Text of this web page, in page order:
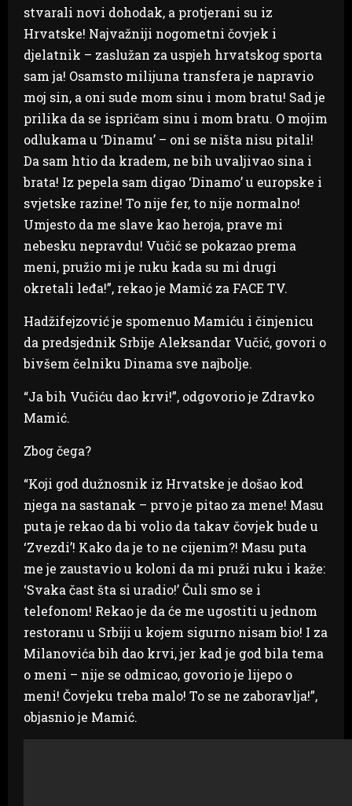
stvarali novi dohodak, a protjerani su iz
Hrvatske! Najvažniji nogometni čovjek i
djelatnik – zaslužan za uspjeh hrvatskog sporta
sam ja! Osamsto milijuna transfera je napravio
moj sin, a oni sude mom sinu i mom bratu! Sad je
prilika da se ispričam sinu i mom bratu. O mojim
odlukama u ‘Dinamu’ – oni se ništa nisu pitali!
Da sam htio da kradem, ne bih uvaljivao sina i
brata! Iz pepela sam digao ‘Dinamo’ u europske i
svjetske razine! To nije fer, to nije normalno!
Umjesto da me slave kao heroja, prave mi
nebesku nepravdu! Vučić se pokazao prema
meni, pružio mi je ruku kada su mi drugi
okretali leđa!”, rekao je Mamić za FACE TV.
Hadžifejzović je spomenuo Mamiću i činjenicu
da predsjednik Srbije Aleksandar Vučić, govori o
bivšem čelniku Dinama sve najbolje.
“Ja bih Vučiću dao krvi!”, odgovorio je Zdravko
Mamić.
Zbog čega?
“Koji god dužnosnik iz Hrvatske je došao kod
njega na sastanak – prvo je pitao za mene! Masu
puta je rekao da bi volio da takav čovjek bude u
‘Zvezdi’! Kako da je to ne cijenim?! Masu puta
me je zaustavio u koloni da mi pruži ruku i kaže:
‘Svaka čast šta si uradio!’ Čuli smo se i
telefonom! Rekao je da će me ugostiti u jednom
restoranu u Srbiji u kojem sigurno nisam bio! I za
Milanovića bih dao krvi, jer kad je god bila tema
o meni – nije se odmicao, govorio je lijepo o
meni! Čovjeku treba malo! To se ne zaboravlja!”,
objasnio je Mamić.